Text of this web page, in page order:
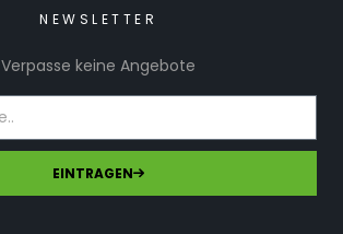
NEWSLETTER
Verpasse keine Angebote
EINTRAGEN